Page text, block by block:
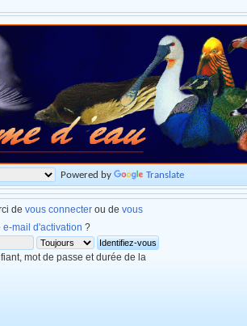
Powered by Translate
de vous connecter ou de vous
e-mail d'activation ?
mot de passe et durée de la